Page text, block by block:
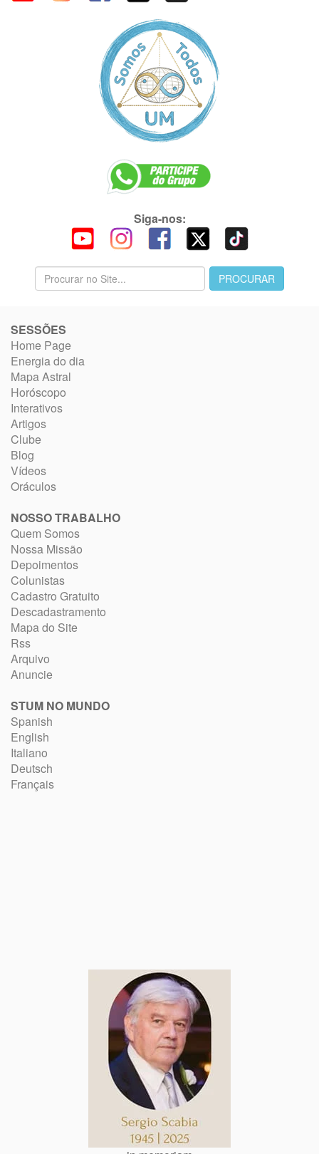
Siga-nos:
SESSÕES
Home Page
Energia do dia
Mapa Astral
Horóscopo
Interativos
Artigos
Clube
Blog
Vídeos
Oráculos
NOSSO TRABALHO
Quem Somos
Nossa Missão
Depoimentos
Colunistas
Cadastro Gratuito
Descadastramento
Mapa do Site
Rss
Arquivo
Anuncie
STUM NO MUNDO
Spanish
English
Italiano
Deutsch
Français